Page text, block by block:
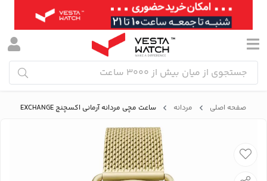
صفحه اصلی مردانه ساعت مچی مردانه آرمانی اکسچنج ARMANI EXCHANGE مدل AX2901